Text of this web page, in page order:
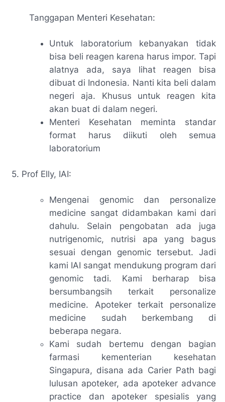
Tanggapan Menteri Kesehatan:
Untuk laboratorium kebanyakan tidak
bisa beli reagen karena harus impor. Tapi
alatnya ada, saya lihat reagen bisa
dibuat di Indonesia. Nanti kita beli dalam
negeri aja. Khusus untuk reagen kita
akan buat di dalam negeri.
Menteri Kesehatan meminta standar
format harus diikuti oleh semua
laboratorium
5. Prof Elly, IAI:
Mengenai genomic dan personalize
medicine sangat didambakan kami dari
dahulu. Selain pengobatan ada juga
nutrigenomic, nutrisi apa yang bagus
sesuai dengan genomic tersebut. Jadi
kami IAI sangat mendukung program dari
genomic tadi. Kami berharap bisa
bersumbangsih terkait personalize
medicine. Apoteker terkait personalize
medicine sudah berkembang di
beberapa negara.
Kami sudah bertemu dengan bagian
farmasi kementerian kesehatan
Singapura, disana ada Carier Path bagi
lulusan apoteker, ada apoteker advance
practice dan apoteker spesialis yang